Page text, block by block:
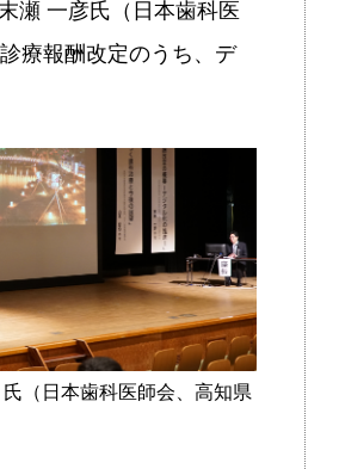
瀬 一彦氏（日本歯科医
療報酬改定のうち、デ
（日本歯科医師会、高知県